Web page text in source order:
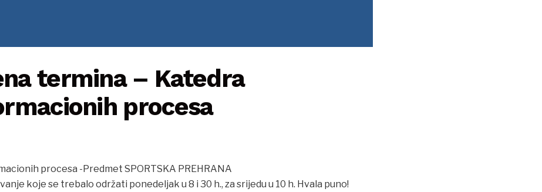
termina – Katedra
procesa
procesa -Predmet SPORTSKA PREHRANA
koje se trebalo održati ponedeljak u 8 i 30 h., za srijedu u 10 h. Hvala puno!